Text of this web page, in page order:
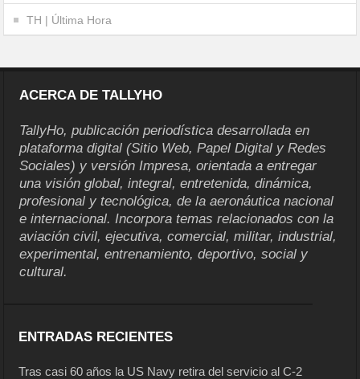
TH | Última Hora
ACERCA DE TALLYHO
TallyHo, publicación periodística desarrollada en
plataforma digital (Sitio Web, Papel Digital y Redes
Sociales) y versión Impresa, orientada a entregar
una visión global, integral, entretenida, dinámica,
profesional y tecnológica, de la aeronáutica nacional
e internacional. Incorpora temas relacionados con la
aviación civil, ejecutiva, comercial, militar, industrial,
experimental, entrenamiento, deportivo, social y
cultural.
ENTRADAS RECIENTES
Tras casi 60 años la US Navy retira del servicio al C-2